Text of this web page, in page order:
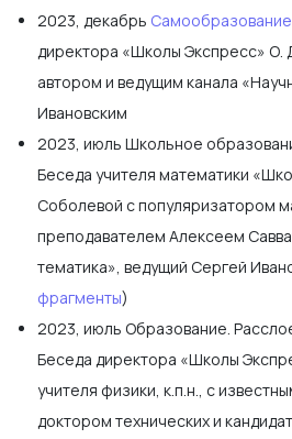
2023, декабрь
директора «Школы Экспресс» О.
автором и ведущим канала
Ивановским
2023, июль Школьное
Беседа учителя математики
Соболевой с популяризатором
преподавателем Алексеем
тематика», ведущий Сергей
фрагменты)
2023, июль Образование.
Беседа директора «Школы
учителя физики, к.п.н., с
доктором технических и